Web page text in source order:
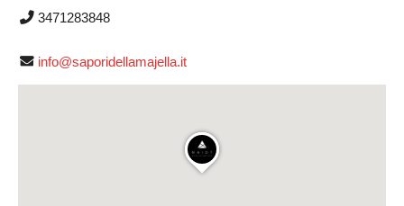
3471283848
info@saporidellamajella.it